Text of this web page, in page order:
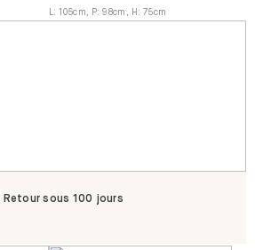
:105cm P:98cm H : 75cm
sous 100 jours